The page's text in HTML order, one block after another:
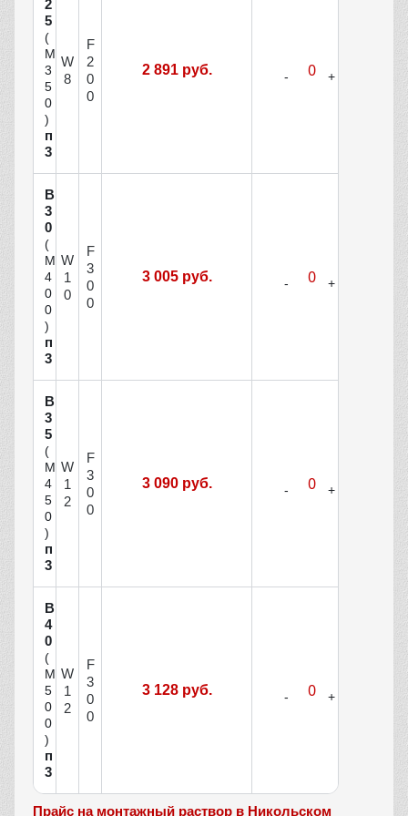
2
5
(
М
3
5
0
)
п
3
W
8
F
2
0
0
2 891 руб.
В
3
0
(
М
4
0
0
)
п
3
W
1
0
F
3
0
0
3 005 руб.
В
3
5
(
М
4
5
0
)
п
3
W
1
2
F
3
0
0
3 090 руб.
В
4
0
(
М
5
0
0
)
п
3
W
1
2
F
3
0
0
3 128 руб.
Прайс на монтажный раствор в Никольском